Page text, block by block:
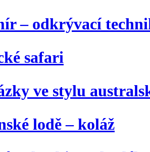
– odkrývací
safari
ve stylu
lodě – koláž